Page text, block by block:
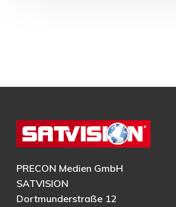
PRECON Medien GmbH
SATVISION
Dortmunderstraße 12